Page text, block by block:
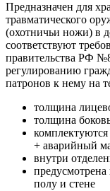
Предназначен для
травматического
(охотничьи ножи) в
соответствуют
правительства РФ
регулированию
патронов к нему на
толщина
толщина
+ аварийный
внутри
полу и стене